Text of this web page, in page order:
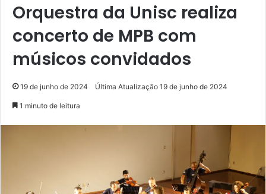
Orquestra da Unisc realiza
concerto de MPB com
músicos convidados
19 de junho de 2024 Última Atualização 19 de junho de 2024
1 minuto de leitura